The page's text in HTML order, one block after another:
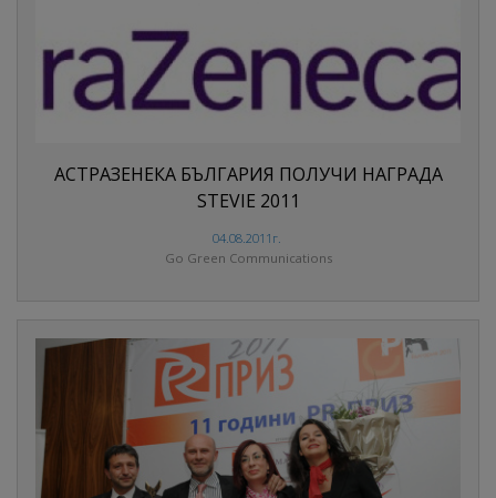
АСТРАЗЕНЕКА БЪЛГАРИЯ ПОЛУЧИ НАГРАДА
STEVIE 2011
04.08.2011г.
Go Green Communications